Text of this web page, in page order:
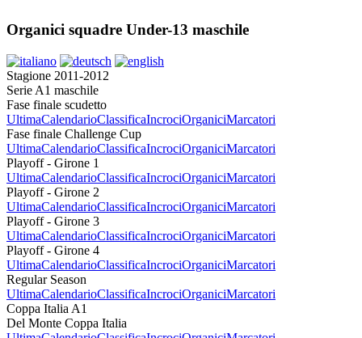
Organici squadre Under-13 maschile
Stagione 2011-2012
Serie A1 maschile
Fase finale scudetto
UltimaCalendarioClassificaIncrociOrganiciMarcatori
Fase finale Challenge Cup
UltimaCalendarioClassificaIncrociOrganiciMarcatori
Playoff - Girone 1
UltimaCalendarioClassificaIncrociOrganiciMarcatori
Playoff - Girone 2
UltimaCalendarioClassificaIncrociOrganiciMarcatori
Playoff - Girone 3
UltimaCalendarioClassificaIncrociOrganiciMarcatori
Playoff - Girone 4
UltimaCalendarioClassificaIncrociOrganiciMarcatori
Regular Season
UltimaCalendarioClassificaIncrociOrganiciMarcatori
Coppa Italia A1
Del Monte Coppa Italia